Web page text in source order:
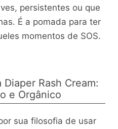
persistentes ou que
É a pomada para ter
momentos de SOS.
Rash Cream:
e Orgânico
sua filosofia de usar